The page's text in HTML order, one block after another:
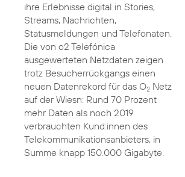
ihre Erlebnisse digital in Stories,
Streams, Nachrichten,
Statusmeldungen und Telefonaten.
Die von o2 Telefónica
ausgewerteten Netzdaten zeigen
trotz Besucherrückgangs einen
neuen Datenrekord für das O2Netz
auf der Wiesn: Rund 70 Prozent
mehr Daten als noch 2019
verbrauchten Kund:innen des
Telekommunikationsanbieters, in
Summe knapp 150.000 Gigabyte.